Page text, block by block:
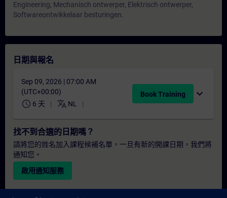
Engineering, Mechanisch ontwerper, Elektrisch ontwerper,
Softwareontwikkelaar besturingen.
日期與報名
Sep 09, 2026 | 07:00 AM
(UTC+00:00)
schedule 6 天 translate NL
Book Training expand_more
找不到合適的日期嗎？
請將您的姓名加入課程候補名單，一旦有新的開課日期，我們將
通知您。
啟用通知服務